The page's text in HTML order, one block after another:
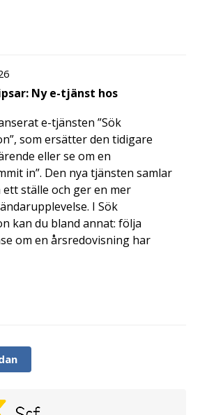
Ny e-tjänst hos
e-tjänsten ”Sök
som ersätter den tidigare
eller se om en
in”. Den nya tjänsten samlar
ställe och ger en mer
I Sök
kan du bland annat: följa
om en årsredovisning har